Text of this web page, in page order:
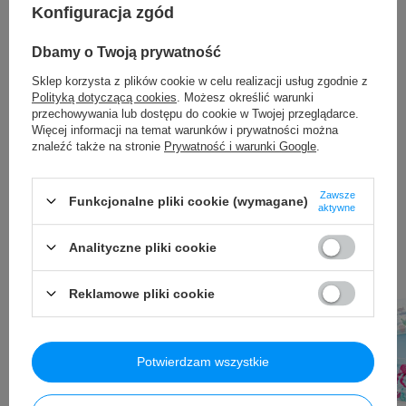
obniżki:49,95 PLN
Cena regularna:
59,99 PLN
Rekomendowane dla Ciebie
Konfiguracja zgód
Dbamy o Twoją prywatność
Sklep korzysta z plików cookie w celu realizacji usług zgodnie z
Polityką dotyczącą cookies . Możesz określić warunki
przechowywania lub dostępu do cookie w Twojej przeglądarce.
Więcej informacji na temat warunków i prywatności można
znaleźć także na stronie Prywatność i warunki Google
Funkcjonalne pliki cookie (wymagane)
Zawsze
aktywne
Analityczne pliki cookie
Reklamowe pliki cookie
Potwierdzam wszystkie